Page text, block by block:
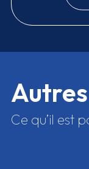
Autres
Ce qu’il est